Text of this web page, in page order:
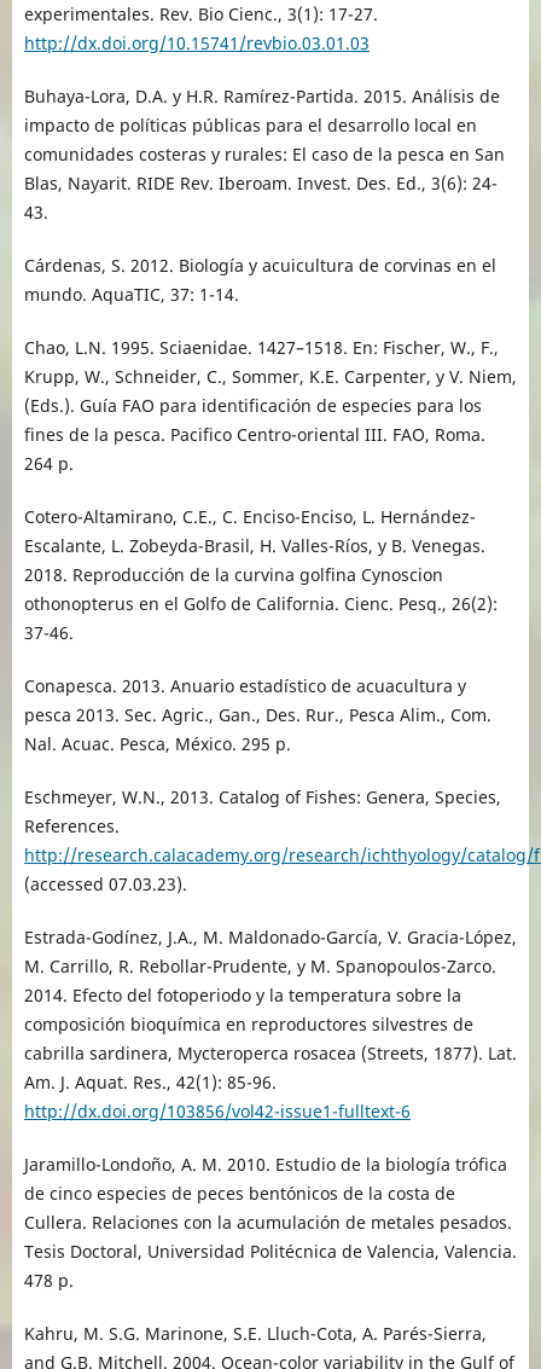
experimentales. Rev. Bio Cienc., 3(1): 17-27.
http://dx.doi.org/10.15741/revbio.03.01.03
Buhaya-Lora, D.A. y H.R. Ramírez-Partida. 2015. Análisis de
impacto de políticas públicas para el desarrollo local en
comunidades costeras y rurales: El caso de la pesca en San
Blas, Nayarit. RIDE Rev. Iberoam. Invest. Des. Ed., 3(6): 24-
43.
Cárdenas, S. 2012. Biología y acuicultura de corvinas en el
mundo. AquaTIC, 37: 1-14.
Chao, L.N. 1995. Sciaenidae. 1427–1518. En: Fischer, W., F.,
Krupp, W., Schneider, C., Sommer, K.E. Carpenter, y V. Niem,
(Eds.). Guía FAO para identificación de especies para los
fines de la pesca. Pacifico Centro-oriental III. FAO, Roma.
264 p.
Cotero-Altamirano, C.E., C. Enciso-Enciso, L. Hernández-
Escalante, L. Zobeyda-Brasil, H. Valles-Ríos, y B. Venegas.
2018. Reproducción de la curvina golfina Cynoscion
othonopterus en el Golfo de California. Cienc. Pesq., 26(2):
37-46.
Conapesca. 2013. Anuario estadístico de acuacultura y
pesca 2013. Sec. Agric., Gan., Des. Rur., Pesca Alim., Com.
Nal. Acuac. Pesca, México. 295 p.
Eschmeyer, W.N., 2013. Catalog of Fishes: Genera, Species,
References.
http://research.calacademy.org/research/ichthyology/catalog/
(accessed 07.03.23).
Estrada-Godínez, J.A., M. Maldonado-García, V. Gracia-López,
M. Carrillo, R. Rebollar-Prudente, y M. Spanopoulos-Zarco.
2014. Efecto del fotoperiodo y la temperatura sobre la
composición bioquímica en reproductores silvestres de
cabrilla sardinera, Mycteroperca rosacea (Streets, 1877). Lat.
Am. J. Aquat. Res., 42(1): 85-96.
http://dx.doi.org/103856/vol42-issue1-fulltext-6
Jaramillo-Londoño, A. M. 2010. Estudio de la biología trófica
de cinco especies de peces bentónicos de la costa de
Cullera. Relaciones con la acumulación de metales pesados.
Tesis Doctoral, Universidad Politécnica de Valencia, Valencia.
478 p.
Kahru, M. S.G. Marinone, S.E. Lluch-Cota, A. Parés-Sierra,
and G.B. Mitchell. 2004. Ocean-color variability in the Gulf of